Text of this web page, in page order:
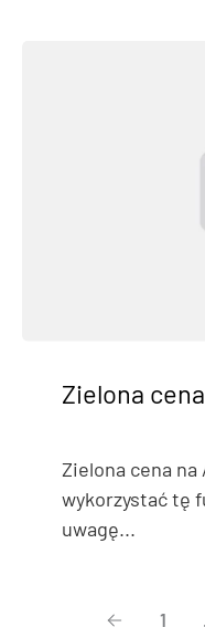
Zielona
Zielona cena na
wykorzystać tę
uwagę...
1